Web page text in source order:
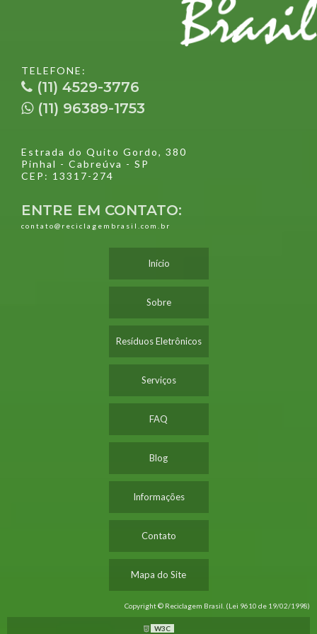
TELEFONE:
(11) 4529-3776
(11) 96389-1753
Estrada do Quito Gordo, 380
Pinhal - Cabreúva - SP
CEP: 13317-274
ENTRE EM CONTATO:
contato@reciclagembrasil.com.br
Início
Sobre
Resíduos Eletrônicos
Serviços
FAQ
Blog
Informações
Contato
Mapa do Site
Copyright © Reciclagem Brasil. (Lei 9610 de 19/02/1998)
W3C